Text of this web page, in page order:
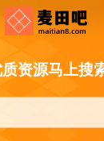
资源马上搜